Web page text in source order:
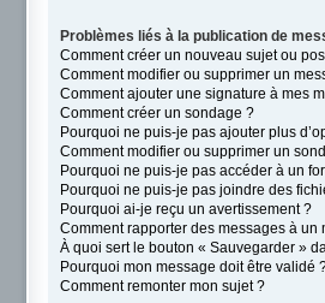
Problèmes liés à la publication de
Comment créer un nouveau sujet ou
Comment modifier ou supprimer un
Comment ajouter une signature à mes
Comment créer un sondage ?
Pourquoi ne puis-je pas ajouter plus
Comment modifier ou supprimer un
Pourquoi ne puis-je pas accéder à un
Pourquoi ne puis-je pas joindre des
Pourquoi ai-je reçu un avertissement ?
Comment rapporter des messages à un
À quoi sert le bouton « Sauvegarder »
Pourquoi mon message doit être validé
Comment remonter mon sujet ?